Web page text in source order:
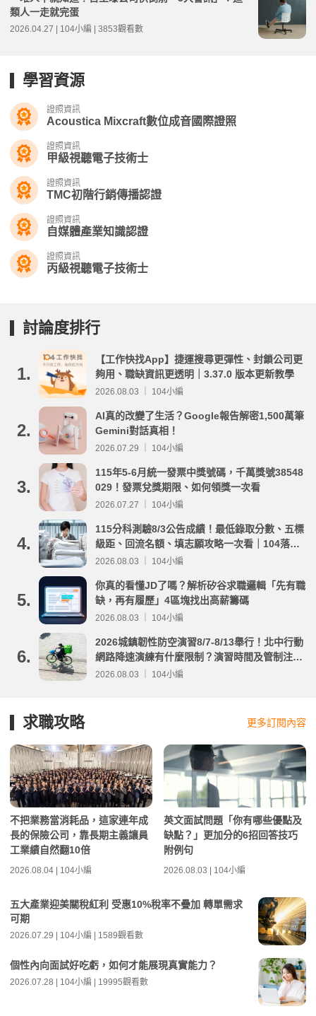
類人一走就完蛋
2026.04.27 | 104小編 | 3853觀看數
學習資源
證照資訊
Acoustica Mixcraft數位成音國際證照
證照資訊
甲級視聽電子技術士
證照資訊
TMC初階行銷傳播認證
證照資訊
自媒體產業知識認證
證照資訊
丙級視聽電子技術士
討論度排行
1.
【工作快找App】捷運搜尋更彈性、封鎖公司更
夠用、職缺資訊更透明｜3.37.0 版本更新教學
2026.08.03 ｜ 104小編
2.
AI真的改變了生活？Google報告解密1,500萬筆
Gemini對話真相！
2026.07.29 ｜ 104小編
3.
115年5-6月統一發票中獎號碼，千萬獎號38548
029！發票兌獎期限、如何領獎一次看
2026.07.27 ｜ 104小編
4.
115分科測驗8/3公告成績！最低錄取分數、五標
級距、回流名額、填志願攻略一次看｜104落點
分析
2026.08.03 ｜ 104小編
5.
你真的看懂JD了嗎？解析矽谷求職邏輯「先有職
缺，再有履歷」4區塊找出高薪籌碼
2026.08.03 ｜ 104小編
6.
2026城鎮韌性防空演習8/7-8/13舉行！北中行動
網路降速演練有什麼限制？演習時間及管制注意
事項整理
2026.08.03 ｜ 104小編
求職攻略 更多訂閱內容
不把業務當消耗品，這家連年成
長的保險公司，靠長期主義讓員
工業績自然翻10倍
2026.08.04 | 104小編
英文面試問題「你有哪些優點及
缺點？」更加分的6招回答技巧
附例句
2026.08.03 | 104小編
五大產業迎美關稅紅利 受惠10%稅率不疊加 轉單需求
可期
2026.07.29 | 104小編 | 1589觀看數
個性內向面試好吃虧，如何才能展現真實能力？
2026.07.28 | 104小編 | 19995觀看數